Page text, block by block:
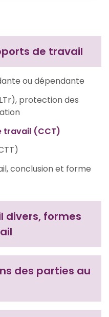
de travail
ou dépendante
protection des
travail (CCT)
conclusion et forme
divers, formes
des parties au